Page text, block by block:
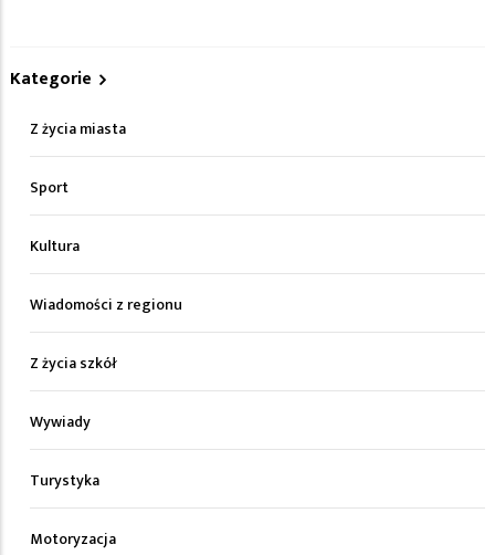
Kategorie
Z życia miasta
Sport
Kultura
Wiadomości z regionu
Z życia szkół
Wywiady
Turystyka
Motoryzacja